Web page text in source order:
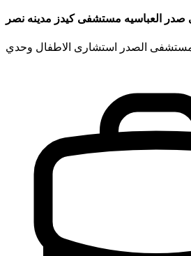
العباسيه مستشفى كيدز مدينه نصر
الصدر استشارى الاطفال وحدي